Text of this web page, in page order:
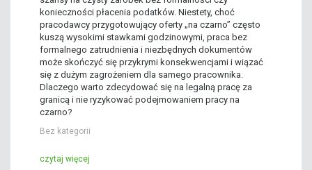
konieczności płacenia podatków. Niestety, choć
pracodawcy przygotowujący oferty „na czarno” często
kuszą wysokimi stawkami godzinowymi, praca bez
formalnego zatrudnienia i niezbędnych dokumentów
może skończyć się przykrymi konsekwencjami i wiązać
się z dużym zagrożeniem dla samego pracownika.
Dlaczego warto zdecydować się na legalną pracę za
granicą i nie ryzykować podejmowaniem pracy na
czarno?
Bez kategorii
czytaj więcej